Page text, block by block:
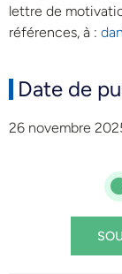
lettre de
références, à :
Date de
26 novembre